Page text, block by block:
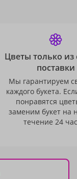
Цветы только из
поставки
Мы гарантируем
каждого букета.
понравятся
заменим букет на
течение 24